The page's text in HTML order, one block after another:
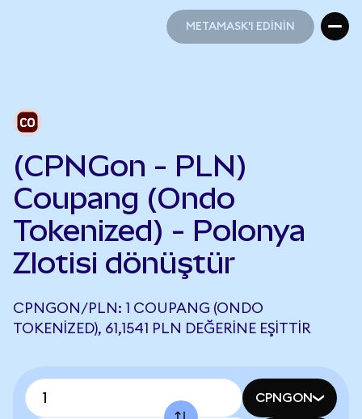
METAMASK'I EDİNİN
(CPNGon - PLN)
Coupang (Ondo
Tokenized) - Polonya
Zlotisi dönüştür
CPNGON/PLN: 1 COUPANG (ONDO
TOKENIZED), 61,1541 PLN DEĞERINE EŞITTIR
CPNGON